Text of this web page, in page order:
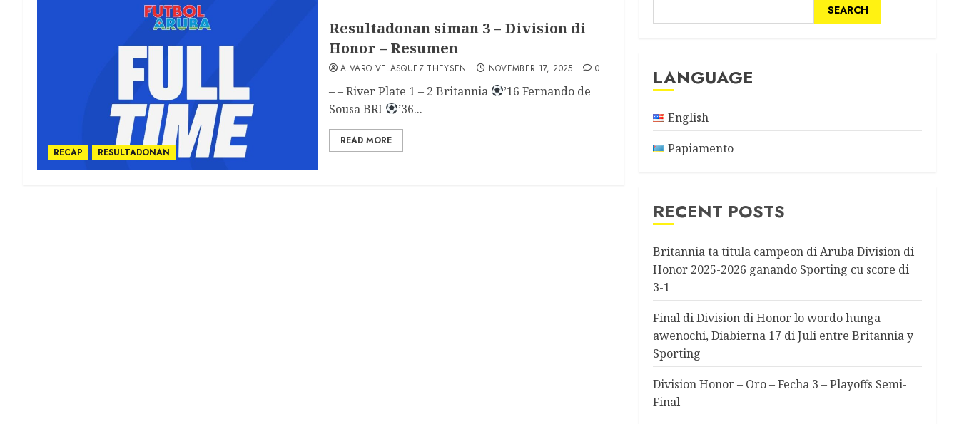
RECAP RESULTADONAN
Resultadonan siman 3 – Division di
Honor – Resumen
ALVARO VELASQUEZ THEYSEN NOVEMBER 17, 2025 0
– – River Plate 1 – 2 Britannia
’16 Fernando de
Sousa BRI
’36...
READ MORE
SEARCH
LANGUAGE
English
Papiamento
RECENT POSTS
Britannia ta titula campeon di Aruba Division di
Honor 2025-2026 ganando Sporting cu score di
3-1
Final di Division di Honor lo wordo hunga
awenochi, Diabierna 17 di Juli entre Britannia y
Sporting
Division Honor – Oro – Fecha 3 – Playoffs Semi-
Final